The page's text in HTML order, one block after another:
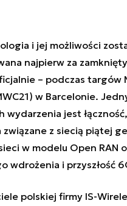
i jej możliwości
najpierw za
– podczas targów
w Barcelonie.
wydarzenia jest
z siecią piątej
w modelu Open RAN
wdrożenia i przyszłość
polskiej firmy IS-